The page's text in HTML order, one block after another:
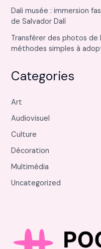
Dali musée : immersion
de Salvador Dalí
Transférer des photos de
méthodes simples à
Categories
Art
Audiovisuel
Culture
Décoration
Multimédia
Uncategorized